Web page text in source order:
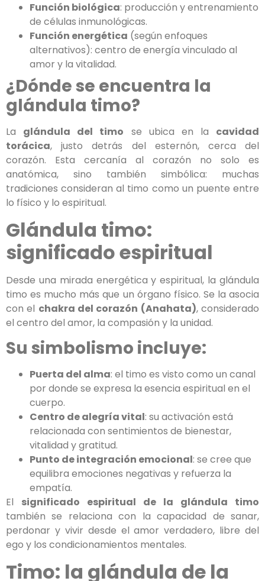
Función biológica: producción y entrenamiento
de células inmunológicas.
Función energética (según enfoques
alternativos): centro de energía vinculado al
amor y la vitalidad.
¿Dónde se encuentra la
glándula timo?
La glándula del timo se ubica en la cavidad
torácica, justo detrás del esternón, cerca del
corazón. Esta cercanía al corazón no solo es
anatómica, sino también simbólica: muchas
tradiciones consideran al timo como un puente entre
lo físico y lo espiritual.
Glándula timo:
significado espiritual
Desde una mirada energética y espiritual, la glándula
timo es mucho más que un órgano físico. Se la asocia
con el chakra del corazón (Anahata), considerado
el centro del amor, la compasión y la unidad.
Su simbolismo incluye:
Puerta del alma: el timo es visto como un canal
por donde se expresa la esencia espiritual en el
cuerpo.
Centro de alegría vital: su activación está
relacionada con sentimientos de bienestar,
vitalidad y gratitud.
Punto de integración emocional: se cree que
equilibra emociones negativas y refuerza la
empatía.
El significado espiritual de la glándula timo
también se relaciona con la capacidad de sanar,
perdonar y vivir desde el amor verdadero, libre del
ego y los condicionamientos mentales.
Timo: la glándula de la